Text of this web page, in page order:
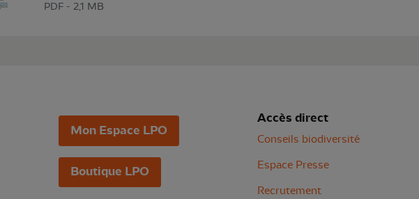
PDF - 2,1 MB
Mon Espace LPO
Boutique LPO
Accès direct
Conseils biodiversité
Espace Presse
Recrutement